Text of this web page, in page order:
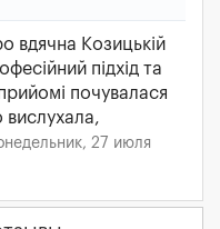
вдячна Козицькій
підхід та
почувалася
вислухала,
27 июля